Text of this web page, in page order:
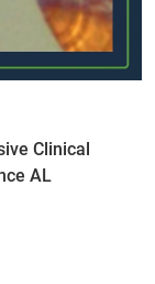
Clinical
AL